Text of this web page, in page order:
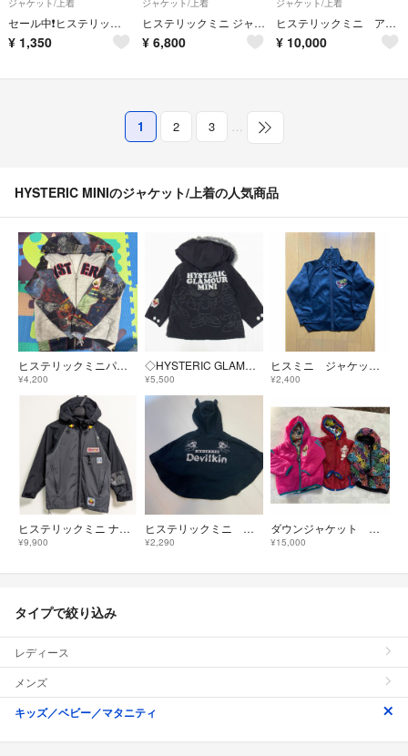
ジャケット/上着
セール中❗️ヒステリックミニ SMILE パーカー イエロー 95cm
¥ 1,350
ジャケット/上着
ヒステリックミニ ジャケット アウター
¥ 6,800
ジャケット/上着
ヒステリックミニ アウター
¥ 10,000
1 2 3 …
HYSTERIC MINIのジャケット/上着の人気商品
ヒステリックミニパーカー
¥4,200
◇HYSTERIC GLAMOUR MINI フーデット 中綿コート ベビー90 ブラック ミニちゃん刺繍 N-3B風 ヒステリックミニ バックプリント
¥5,500
ヒスミニ ジャケット【100】
¥2,400
ヒステリックミニ ナイロンジャケット 120 男の子
¥9,900
ヒステリックミニ ブラックポンチョ デビル
¥2,290
ダウンジャケット リバーシブル セット売り
¥15,000
タイプで絞り込み
レディース
メンズ
キッズ／ベビー／マタニティ